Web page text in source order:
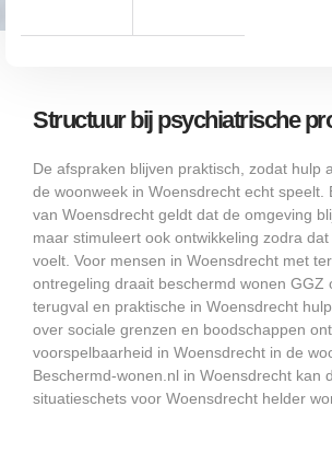
Structuur bij psychiatrische
De afspraken blijven praktisch, zodat hulp
de woonweek in Woensdrecht echt speelt.
van Woensdrecht geldt dat de omgeving
maar stimuleert ook ontwikkeling zodra
voelt. Voor mensen in Woensdrecht met
ontregeling draait beschermd wonen GGZ
terugval en praktische in Woensdrecht
over sociale grenzen en boodschappen
voorspelbaarheid in Woensdrecht in de
Beschermd-wonen.nl in Woensdrecht kan
situatieschets voor Woensdrecht helder